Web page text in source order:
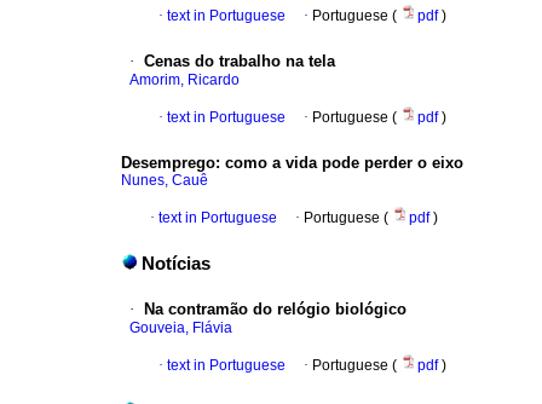
· text in Portuguese · Portuguese ( pdf)
· Cenas do trabalho na tela
Amorim, Ricardo
· text in Portuguese · Portuguese ( pdf)
Desemprego: como a vida pode perder o eixo
Nunes, Cauê
· text in Portuguese · Portuguese ( pdf)
Notícias
· Na contramão do relógio biológico
Gouveia, Flávia
· text in Portuguese · Portuguese ( pdf)